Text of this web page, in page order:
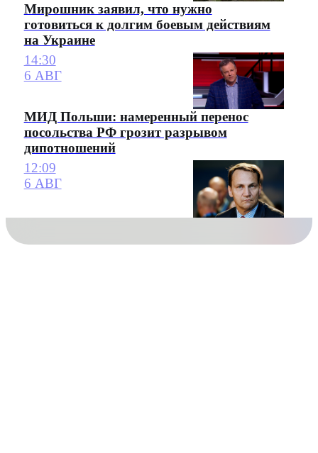
Мирошник заявил, что нужно
готовиться к долгим боевым действиям
на Украине
14:30
6 АВГ
МИД Польши: намеренный перенос
посольства РФ грозит разрывом
дипотношений
12:09
6 АВГ